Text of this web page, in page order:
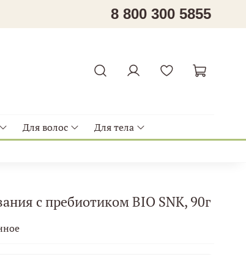
8 800 300 5855
Для волос
Для тела
с пребиотиком BIO SNK, 90г